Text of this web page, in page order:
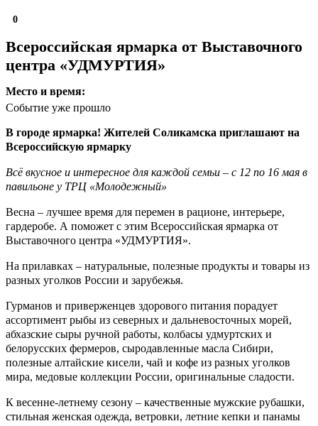
0
Всероссийская ярмарка от Выставочного
центра «УДМУРТИЯ»
Место и время:
Событие уже прошло
В городе ярмарка! Жителей Соликамска приглашают на
Всероссийскую ярмарку
Всё вкусное и интересное для каждой семьи – с 12 по 16 мая в
павильоне у ТРЦ «Молодежный»
Весна – лучшее время для перемен в рационе, интерьере,
гардеробе. А поможет с этим Всероссийская ярмарка от
Выставочного центра «УДМУРТИЯ».
На прилавках – натуральные, полезные продукты и товары из
разных уголков России и зарубежья.
Гурманов и приверженцев здорового питания порадует
ассортимент рыбы из северных и дальневосточных морей,
абхазские сыры ручной работы, колбасы удмуртских и
белорусских фермеров, сыродавленные масла Сибири,
полезные алтайские кисели, чай и кофе из разных уголков
мира, медовые коллекции России, оригинальные сладости.
К весенне-летнему сезону – качественные мужские рубашки,
стильная женская одежда, ветровки, летние кепки и панамы